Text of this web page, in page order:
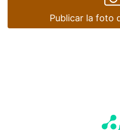
Publicar la foto